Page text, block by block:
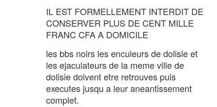
IL EST FORMELLEMENT INTERDIT DE
CONSERVER PLUS DE CENT MILLE
FRANC CFA A DOMICILE
les bbs noirs les enculeurs de dolisie et
les ejaculateurs de la meme ville de
dolisie doivent etre retrouves puis
executes jusqu a leur aneantissement
complet.